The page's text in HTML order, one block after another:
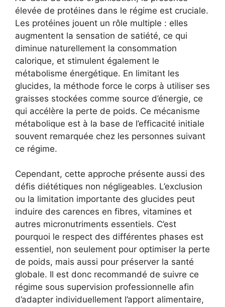
élevée de protéines dans le régime est cruciale.
Les protéines jouent un rôle multiple : elles
augmentent la sensation de satiété, ce qui
diminue naturellement la consommation
calorique, et stimulent également le
métabolisme énergétique. En limitant les
glucides, la méthode force le corps à utiliser ses
graisses stockées comme source d’énergie, ce
qui accélère la perte de poids. Ce mécanisme
métabolique est à la base de l’efficacité initiale
souvent remarquée chez les personnes suivant
ce régime.
Cependant, cette approche présente aussi des
défis diététiques non négligeables. L’exclusion
ou la limitation importante des glucides peut
induire des carences en fibres, vitamines et
autres micronutriments essentiels. C’est
pourquoi le respect des différentes phases est
essentiel, non seulement pour optimiser la perte
de poids, mais aussi pour préserver la santé
globale. Il est donc recommandé de suivre ce
régime sous supervision professionnelle afin
d’adapter individuellement l’apport alimentaire,